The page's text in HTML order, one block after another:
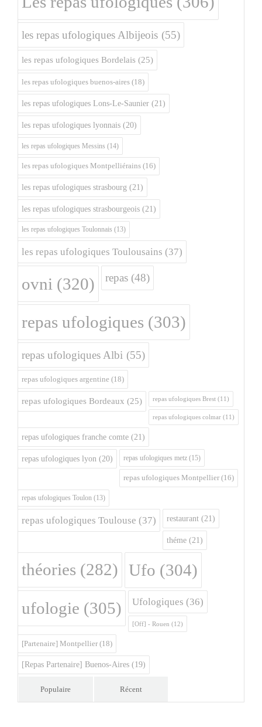
les repas ufologiques Albijeois (55)
les repas ufologiques Bordelais (25)
les repas ufologiques buenos-aires (18)
les repas ufologiques Lons-Le-Saunier (21)
les repas ufologiques lyonnais (20)
les repas ufologiques Messins (14)
les repas ufologiques Montpelliérains (16)
les repas ufologiques strasbourg (21)
les repas ufologiques strasbourgeois (21)
les repas ufologiques Toulonnais (13)
les repas ufologiques Toulousains (37)
ovni (320) repas (48)
repas ufologiques (303)
repas ufologiques Albi (55)
repas ufologiques argentine (18)
repas ufologiques Bordeaux (25) repas ufologiques Brest (11)
repas ufologiques colmar (11)
repas ufologiques franche comte (21)
repas ufologiques lyon (20) repas ufologiques metz (15)
repas ufologiques Montpellier (16)
repas ufologiques Toulon (13)
repas ufologiques Toulouse (37) restaurant (21)
théme (21)
théories (282) Ufo (304)
ufologie (305) Ufologiques (36)
[Off] - Rouen (12)
[Partenaire] Montpellier (18)
[Repas Partenaire] Buenos-Aires (19)
Populaire Récent